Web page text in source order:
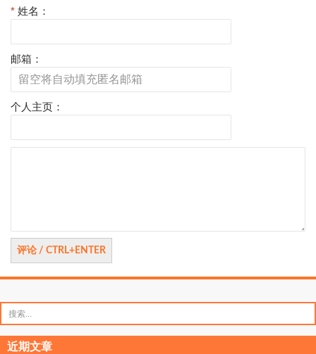
* 姓名：
邮箱：
个人主页：
索：
近期文章